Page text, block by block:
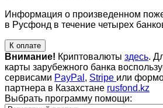
Информация о произведенном
в Русфонд в течение четырех
К оплате
Внимание! Криптовалюты здесь.
карты зарубежного банка
сервисами PayPal , Stripe или
партнера в Казахстане rusfond.kz
Выбрать программу помощи: